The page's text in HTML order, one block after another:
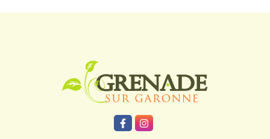
Lien vers le compte Facebook
Lien vers le compte